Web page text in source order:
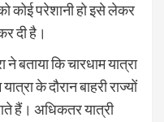
कोई परेशानी हो इसे लेकर
दी है।
बताया कि चारधाम यात्रा
के दौरान बाहरी राज्यों
हैं। अधिकतर यात्री